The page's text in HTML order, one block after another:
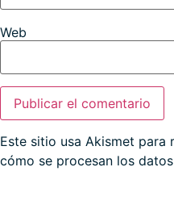
Web
Este sitio usa Akismet para
cómo se procesan los